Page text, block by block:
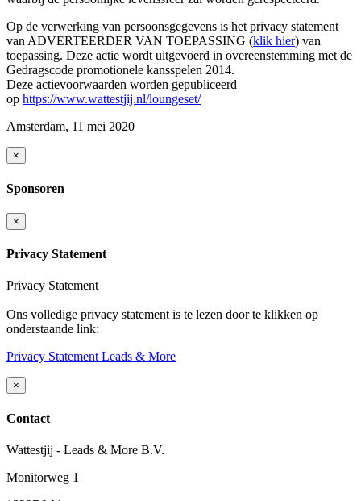
Op de verwerking van persoonsgegevens is het privacy statement
van ADVERTEERDER VAN TOEPASSING (klik hier) van
toepassing. Deze actie wordt uitgevoerd in overeenstemming met de
Gedragscode promotionele kansspelen 2014.
Deze actievoorwaarden worden gepubliceerd
op https://www.wattestjij.nl/loungeset/
Amsterdam, 11 mei 2020
×
Sponsoren
×
Privacy Statement
Privacy Statement
Ons volledige privacy statement is te lezen door te klikken op
onderstaande link:
Privacy Statement Leads & More
×
Contact
Wattestjij - Leads & More B.V.
Monitorweg 1